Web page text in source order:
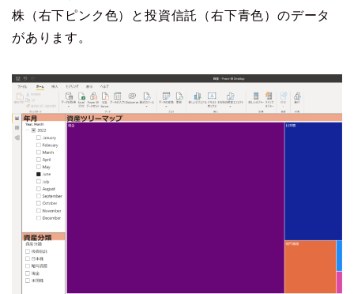
株（右下ピンク色）と投資信託（右下青色）のデータ
があります。